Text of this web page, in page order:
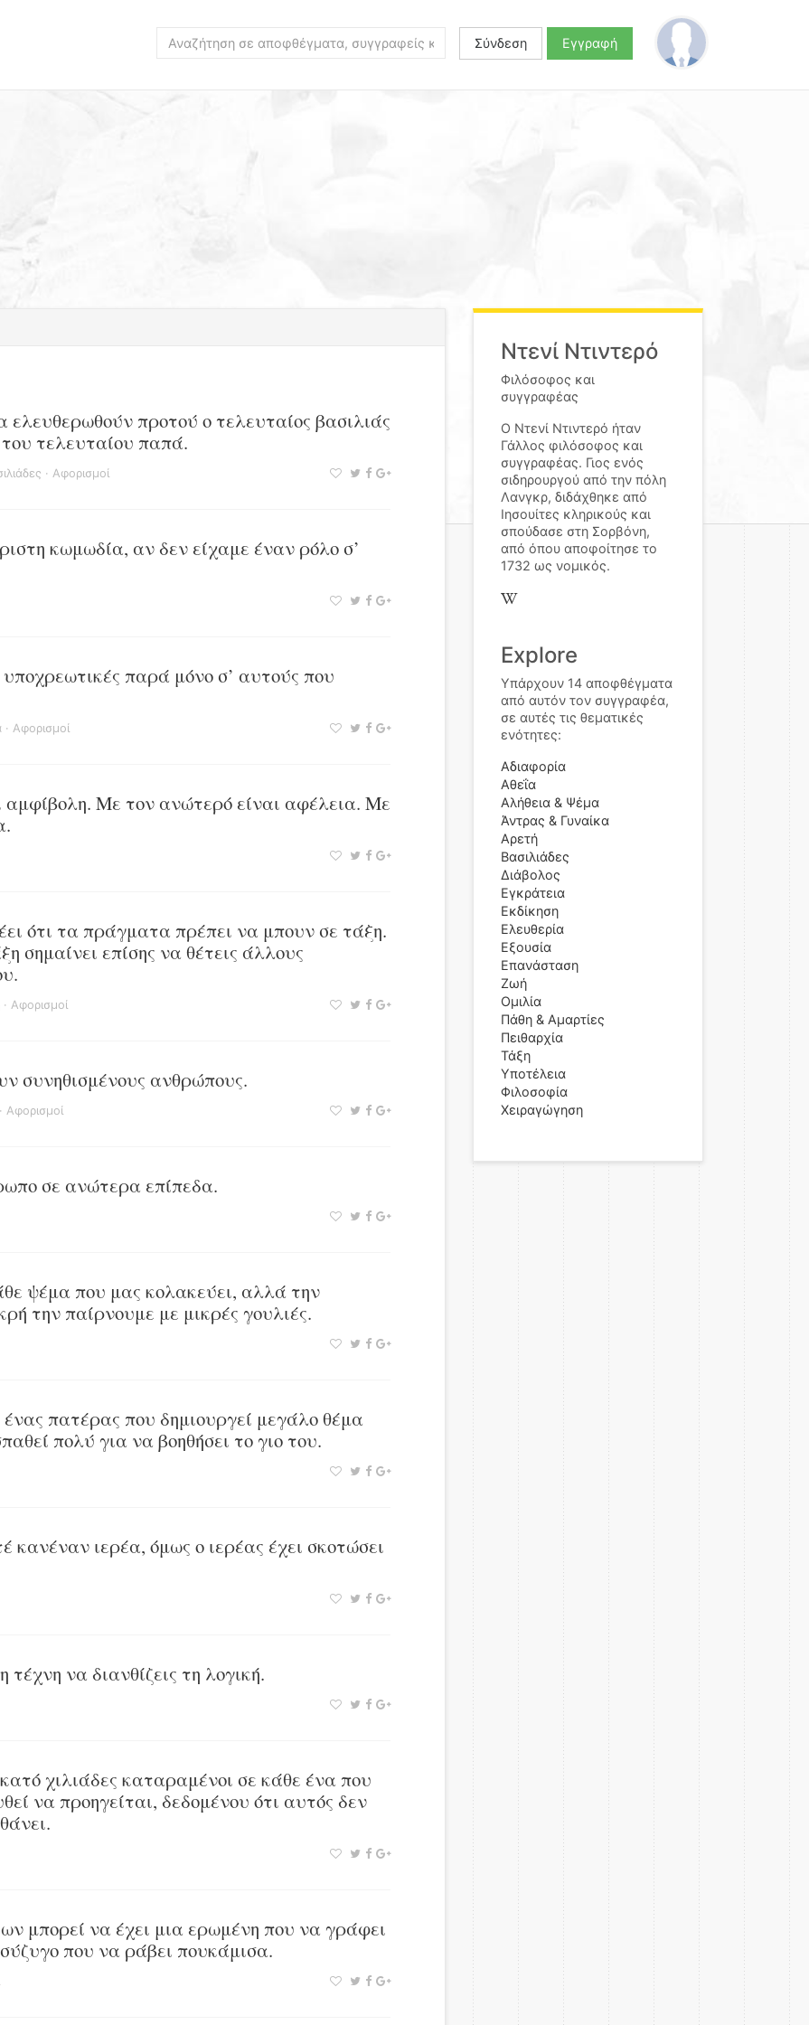
Σύνδεση Εγγραφή
ελευθερωθούν προτού ο τελευταίος βασιλιάς
τελευταίου παπά.
· Αφορισμοί
κωμωδία, αν δεν είχαμε έναν ρόλο σ’
παρά μόνο σ’ αυτούς που
· Αφορισμοί
αμφίβολη. Με τον ανώτερό είναι αφέλεια. Με
ότι τα πράγματα πρέπει να μπουν σε τάξη.
σημαίνει επίσης να θέτεις άλλους
· Αφορισμοί
συνηθισμένους ανθρώπους.
· Αφορισμοί
σε ανώτερα επίπεδα.
ψέμα που μας κολακεύει, αλλά την
την παίρνουμε με μικρές γουλιές.
πατέρας που δημιουργεί μεγάλο θέμα
πολύ για να βοηθήσει το γιο του.
κανέναν ιερέα, όμως ο ιερέας έχει σκοτώσει
να διανθίζεις τη λογική.
χιλιάδες καταραμένοι σε κάθε ένα που
να προηγείται, δεδομένου ότι αυτός δεν
μπορεί να έχει μια ερωμένη που να γράφει
που να ράβει πουκάμισα.
Ντενί Ντιντερό
Φιλόσοφος και
συγγραφέας
Ο Ντενί Ντιντερό ήταν
Γάλλος φιλόσοφος και
συγγραφέας. Γιος ενός
σιδηρουργού από την πόλη
Λανγκρ, διδάχθηκε από
Ιησουίτες κληρικούς και
σπούδασε στη Σορβόνη,
από όπου αποφοίτησε το
1732 ως νομικός.
Explore
Υπάρχουν 14 αποφθέγματα
από αυτόν τον συγγραφέα,
σε αυτές τις θεματικές
ενότητες:
Αδιαφορία
Αθεΐα
Αλήθεια & Ψέμα
Άντρας & Γυναίκα
Αρετή
Βασιλιάδες
Διάβολος
Εγκράτεια
Εκδίκηση
Ελευθερία
Εξουσία
Επανάσταση
Ζωή
Ομιλία
Πάθη & Αμαρτίες
Πειθαρχία
Τάξη
Υποτέλεια
Φιλοσοφία
Χειραγώγηση